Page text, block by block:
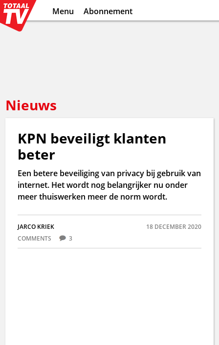
Menu Abonnement
Nieuws
KPN beveiligt klanten
beter
Een betere beveiliging van privacy bij gebruik van
internet. Het wordt nog belangrijker nu onder
meer thuiswerken meer de norm wordt.
JARCO KRIEK
18 DECEMBER 2020
COMMENTS
3